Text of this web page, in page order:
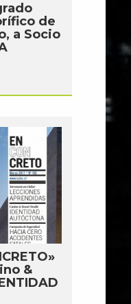
de
a Socio
&